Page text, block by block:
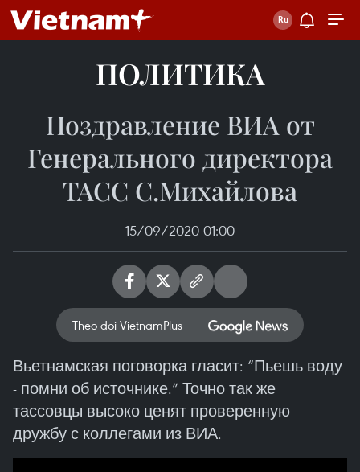
ПОЛИТИКА
Поздравление ВИА от
Генерального директора
ТАСС С.Михайлова
15/09/2020 01:00
Theo dõi VietnamPlus
Вьетнамская поговорка гласит: “Пьешь воду
- помни об источнике.” Точно так же
тассовцы высоко ценят проверенную
дружбу с коллегами из ВИА.